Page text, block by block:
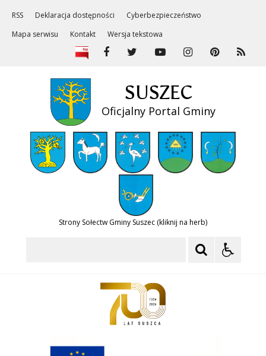
RSS Deklaracja dostępności
Cyberbezpieczeństwo
Mapa serwisu
Kontakt Wersja tekstowa
SUSZEC
Oficjalny Portal Gminy
Strony Sołectw Gminy Suszec (kliknij na herb)